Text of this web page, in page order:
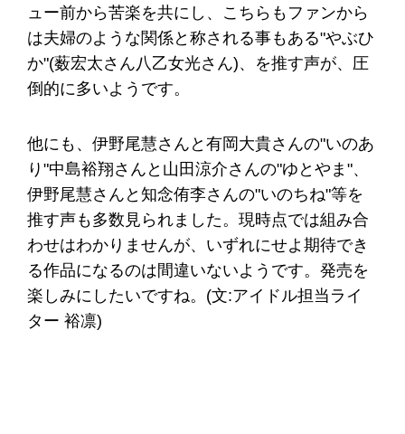
ュー前から苦楽を共にし、こちらもファンから
は夫婦のような関係と称される事もある"やぶひ
か"(薮宏太さん八乙女光さん)、を推す声が、圧
倒的に多いようです。
他にも、伊野尾慧さんと有岡大貴さんの"いのあ
り"中島裕翔さんと山田涼介さんの"ゆとやま"、
伊野尾慧さんと知念侑李さんの"いのちね"等を
推す声も多数見られました。現時点では組み合
わせはわかりませんが、いずれにせよ期待でき
る作品になるのは間違いないようです。発売を
楽しみにしたいですね。(文:アイドル担当ライ
ター 裕凛)